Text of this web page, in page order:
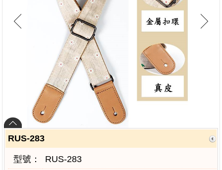
RUS-283
型號： RUS-283